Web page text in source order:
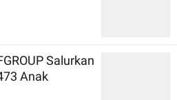
Salurkan
Anak